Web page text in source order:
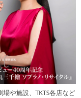
や施設、TKTS各店など